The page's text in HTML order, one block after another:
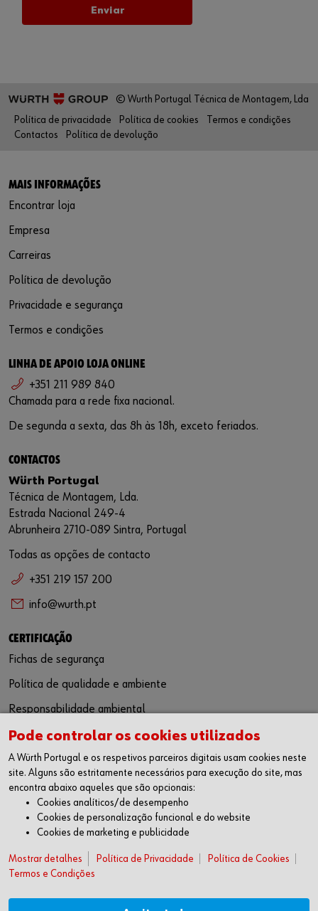
© Wurth Portugal Técnica de Montagem, Lda
Política de privacidade
Política de cookies
Termos e condições
Contactos
Política de devolução
MAIS INFORMAÇÕES
Encontrar loja
Empresa
Carreiras
Política de devolução
Privacidade e segurança
Termos e condições
LINHA DE APOIO LOJA ONLINE
+351 211 989 840
Chamada para a rede fixa nacional.
De segunda a sexta, das 8h às 18h, exceto feriados.
CONTACTOS
Würth Portugal
Técnica de Montagem, Lda.
Estrada Nacional 249-4
Abrunheira 2710-089 Sintra, Portugal
Todas as opções de contacto
+351 219 157 200
info@wurth.pt
CERTIFICAÇÃO
Fichas de segurança
Política de qualidade e ambiente
Responsabilidade ambiental
SIGA-NOS
Facebook
Instagram
LinkedIn
Youtube
WÜRTH APP
Google Android
Apple iOS
SUGESTÕES
Pode controlar os cookies utilizados
A Würth Portugal e os respetivos parceiros digitais usam cookies neste
site. Alguns são estritamente necessários para execução do site, mas
encontra abaixo aqueles que são opcionais:
Cookies analíticos/de desempenho
Cookies de personalização funcional e do website
Cookies de marketing e publicidade
Mostrar detalhes Política de Privacidade
Política de Cookies
Termos e Condições